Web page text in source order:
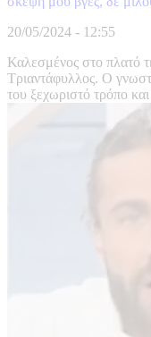
20/05/2024 - 12:55
Καλεσμένος στο πλατό
Τριαντάφυλλος. Ο
του ξεχωριστό τρόπο